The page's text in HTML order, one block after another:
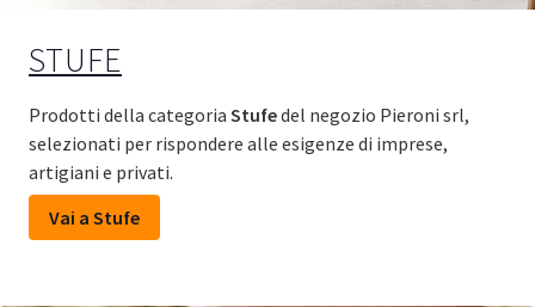
STUFE
Prodotti della categoria Stufedel negozio Pieroni srl,
selezionati per rispondere alle esigenze di imprese,
artigiani e privati.
Vai a Stufe